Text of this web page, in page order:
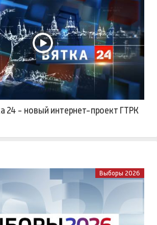
24 - новый интернет-проект ГТРК
Выборы 2026